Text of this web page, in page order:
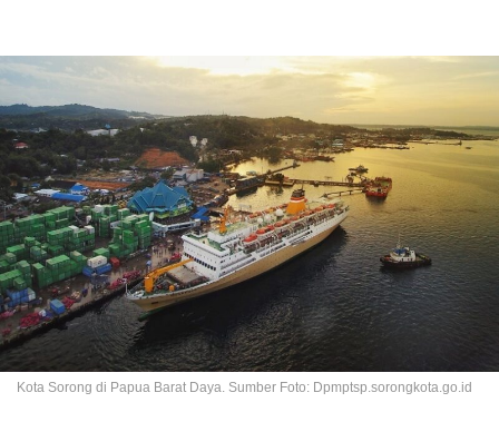
Kota Sorong di Papua Barat Daya. Sumber Foto: Dpmptsp.sorongkota.go.id